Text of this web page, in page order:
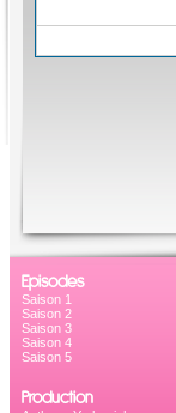
Episodes
Saison 1
Saison 2
Saison 3
Saison 4
Saison 5
Production